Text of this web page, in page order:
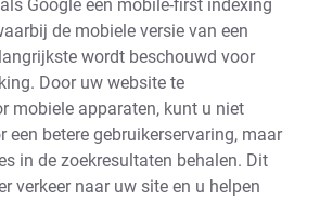
Google een mobile-first indexing
de mobiele versie van een
wordt beschouwd voor
Door uw website te
mobiele apparaten, kunt u niet
een betere gebruikerservaring, maar
in de zoekresultaten behalen. Dit
verkeer naar uw site en u helpen